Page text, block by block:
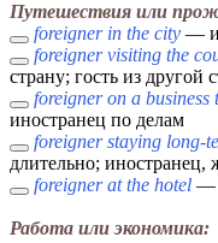
Путешествия или
foreigner in the city —
foreigner visiting the
страну; гость из другой
foreigner on a business
иностранец по делам
foreigner staying long-
длительно;
foreigner at the hotel —
Работа или экономика: